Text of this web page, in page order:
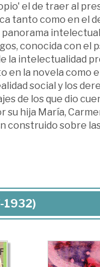
el de traer al
tanto como en el
conocida con el
la intelectualidad
en la novela como
social y los
de los que dio
su hija María,
construido sobre
1932)